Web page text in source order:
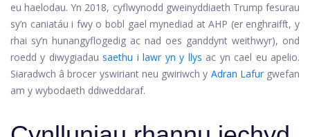
eu haelodau. Yn 2018, cyflwynodd gweinyddiaeth Trump fesurau
sy’n caniatáu i fwy o bobl gael mynediad at AHP (er enghraifft, y
rhai sy’n hunangyflogedig ac nad oes ganddynt weithwyr), ond
roedd y diwygiadau saethu i lawr yn y llys ac yn cael eu apelio.
Siaradwch â brocer yswiriant neu gwiriwch y Adran Lafur gwefan
am y wybodaeth ddiweddaraf.